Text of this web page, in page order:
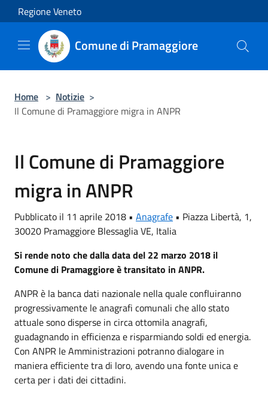
Salta al contenuto principale
Regione Veneto
Comune di Pramaggiore
Home > Notizie >
Il Comune di Pramaggiore migra in ANPR
Il Comune di Pramaggiore
migra in ANPR
Pubblicato il 11 aprile 2018 • Anagrafe • Piazza Libertà, 1,
30020 Pramaggiore Blessaglia VE, Italia
Si rende noto che dalla data del 22 marzo 2018 il
Comune di Pramaggiore è transitato in ANPR.
ANPR è la banca dati nazionale nella quale confluiranno
progressivamente le anagrafi comunali che allo stato
attuale sono disperse in circa ottomila anagrafi,
guadagnando in efficienza e risparmiando soldi ed energia.
Con ANPR le Amministrazioni potranno dialogare in
maniera efficiente tra di loro, avendo una fonte unica e
certa per i dati dei cittadini.